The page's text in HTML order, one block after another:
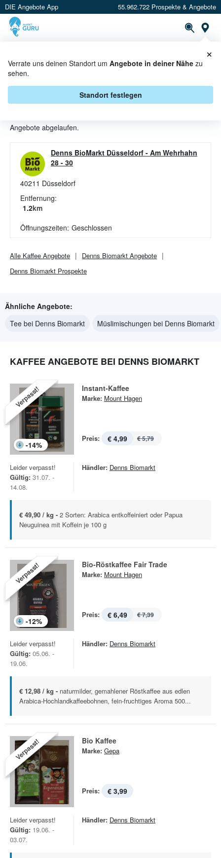
DIE Angebote App 55.962.722 Prospekte & Angebote
Verrate uns deinen Standort um Angebote in deiner Nähe zu
sehen.
Standort festlegen
×
KAFFEE ANGEBOTE & AKTIONEN
BEI DENNS BIOMARKT
Angebote abgelaufen.
Denns BioMarkt Düsseldorf - Am Wehrhahn
28 - 30
40211 Düsseldorf
Entfernung:
1.2km
Öffnungszeiten: Geschlossen
Alle Kaffee Angebote Denns Biomarkt Angebote
Denns Biomarkt Prospekte
Ähnliche Angebote:
Tee bei Denns Biomarkt
Müslimischungen bei Denns Biomarkt
KAFFEE ANGEBOTE BEI DENNS BIOMARKT
Verpasst!
-14%
Instant-Kaffee
Marke: Mount Hagen
Preis: € 4,99 € 5,79
Leider verpasst!
Gültig: 31.07. -
14.08.
Händler: Denns Biomarkt
€ 49,90 / kg - 2 Sorten: Arabica entkoffeiniert oder Papua
Neuguinea mit Koffein je 100 g
Verpasst!
-12%
Bio-Röstkaffee Fair Trade
Marke: Mount Hagen
Preis: € 6,49 € 7,39
Leider verpasst!
Gültig: 05.06. -
19.06.
Händler: Denns Biomarkt
€ 12,98 / kg - naturmilder, gemahlener Röstkaffee aus edlen
Arabica-Hochlandkaffeebohnen, fein-fruchtiges Aroma 500...
Verpasst! Bio Kaffee
Marke: Gepa
Preis: € 3,99
Leider verpasst!
Gültig: 19.06. -
03.07.
Händler: Denns Biomarkt